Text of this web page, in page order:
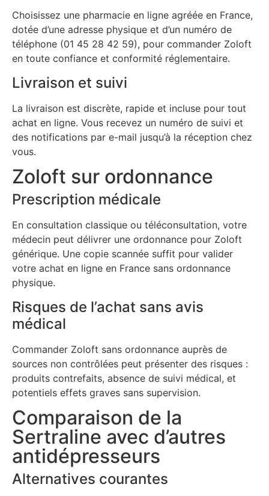
Choisissez une pharmacie en ligne agréée en France,
dotée d’une adresse physique et d’un numéro de
téléphone (01 45 28 42 59), pour commander Zoloft
en toute confiance et conformité réglementaire.
Livraison et suivi
La livraison est discrète, rapide et incluse pour tout
achat en ligne. Vous recevez un numéro de suivi et
des notifications par e-mail jusqu’à la réception chez
vous.
Zoloft sur ordonnance
Prescription médicale
En consultation classique ou téléconsultation, votre
médecin peut délivrer une ordonnance pour Zoloft
générique. Une copie scannée suffit pour valider
votre achat en ligne en France sans ordonnance
physique.
Risques de l’achat sans avis
médical
Commander Zoloft sans ordonnance auprès de
sources non contrôlées peut présenter des risques :
produits contrefaits, absence de suivi médical, et
potentiels effets graves sans supervision.
Comparaison de la
Sertraline avec d’autres
antidépresseurs
Alternatives courantes